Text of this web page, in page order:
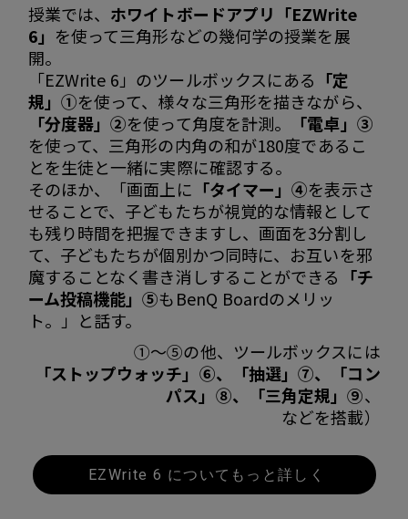
授業では、 ホワイトボードアプリ「EZWrite
6」 を使って三角形などの幾何学の授業を展
開。
「EZWrite 6」のツールボックスにある 「定
規」①を使って、様々な三角形を描きながら、
「分度器」②を使って角度を計測。
「電卓」③
を使って、三角形の内角の和が180度であるこ
とを生徒と一緒に実際に確認する。
そのほか、「画面上に 「タイマー」④を表示さ
せることで、子どもたちが視覚的な情報として
も残り時間を把握できますし、画面を3分割し
て、子どもたちが個別かつ同時に、お互いを邪
魔することなく書き消しすることができる
「チ
ーム投稿機能」⑤もBenQ Boardのメリッ
ト。」と話す。
①～⑤の他、ツールボックスには
「ストップウォッチ」⑥、「抽選」⑦、「コン
パス」⑧、「三角定規」⑨、
などを搭載）
EZWrite 6 についてもっと詳しく